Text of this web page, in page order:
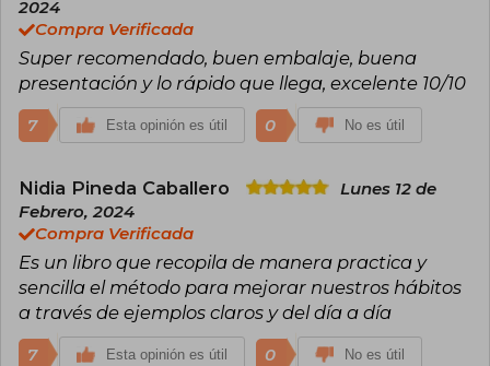
Conference.
2024
Compra Verificada
Super recomendado, buen embalaje, buena
presentación y lo rápido que llega, excelente 10/10
7 Esta opinión es útil 0 No es útil
Nidia Pineda Caballero
Lunes 12 de
Febrero, 2024
Compra Verificada
Es un libro que recopila de manera practica y
sencilla el método para mejorar nuestros hábitos
a través de ejemplos claros y del día a día
7 Esta opinión es útil 0 No es útil